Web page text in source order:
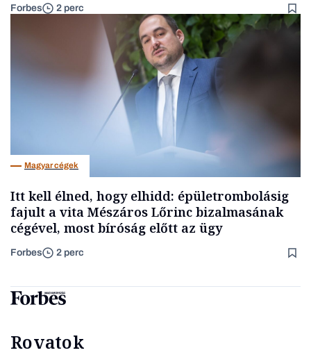
Forbes 2 perc
Magyar cégek
Itt kell élned, hogy elhidd: épületrombolásig
fajult a vita Mészáros Lőrinc bizalmasának
cégével, most bíróság előtt az ügy
Forbes 2 perc
Rovatok